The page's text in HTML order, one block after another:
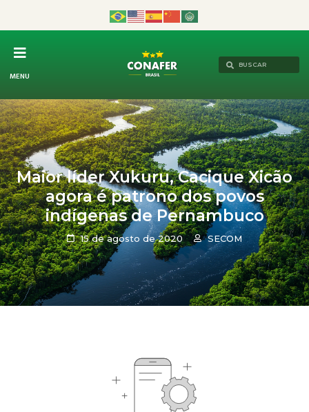
MENU
Maior líder Xukuru, Cacique Xicão
agora é patrono dos povos
indígenas de Pernambuco
15 de agosto de 2020 SECOM